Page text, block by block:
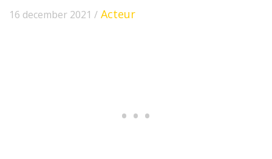
16 december 2021 / Acteur